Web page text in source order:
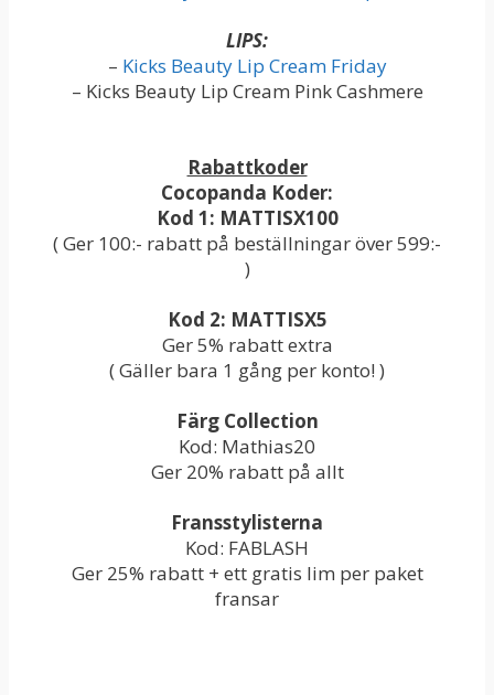
LIPS:
– Kicks Beauty Lip Cream Friday
– Kicks Beauty Lip Cream Pink Cashmere
Rabattkoder
Cocopanda Koder:
Kod 1: MATTISX100
( Ger 100:- rabatt på beställningar över 599:-
)
Kod 2: MATTISX5
Ger 5% rabatt extra
( Gäller bara 1 gång per konto! )
Färg Collection
Kod: Mathias20
Ger 20% rabatt på allt
Fransstylisterna
Kod: FABLASH
Ger 25% rabatt + ett gratis lim per paket
fransar